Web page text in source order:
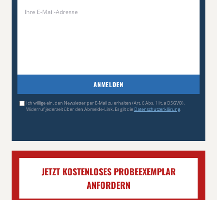
ANMELDEN
Ich willige ein, den Newsletter per E-Mail zu erhalten (Art. 6 Abs. 1 lit. a DSGVO).
Widerruf jederzeit über den Abmelde-Link. Es gilt die Datenschutzerklärung.
JETZT KOSTENLOSES PROBEEXEMPLAR
ANFORDERN